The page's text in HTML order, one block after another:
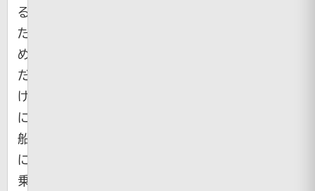
る
た
め
だ
け
に
船
に
乗